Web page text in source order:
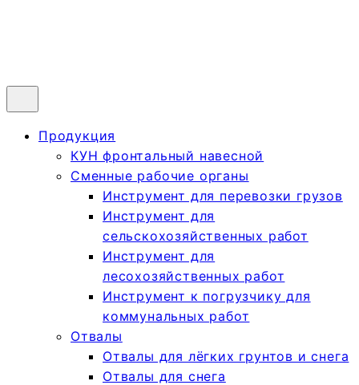
Продукция
КУН фронтальный навесной
Сменные рабочие органы
Инструмент для перевозки грузов
Инструмент для
сельскохозяйственных работ
Инструмент для
лесохозяйственных работ
Инструмент к погрузчику для
коммунальных работ
Отвалы
Отвалы для лёгких грунтов и снега
Отвалы для снега